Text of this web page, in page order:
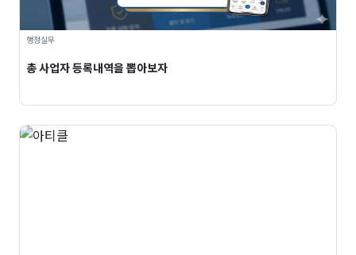
행정실무
총 사업자 등록내역을 뽑아보자